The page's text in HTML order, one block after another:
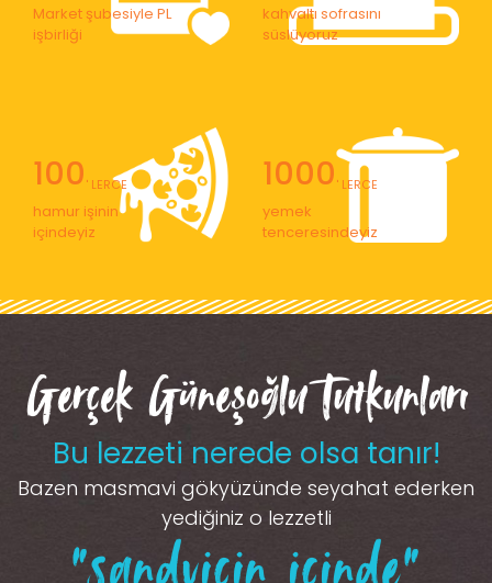
Market şubesiyle PL
işbirliği
kahvaltı sofrasını
süslüyoruz
100' LERCE
hamur işinin
içindeyiz
1000' LERCE
yemek
tenceresindeyiz
Gerçek Güneşoğlu Tutkunları
Bu lezzeti nerede olsa tanır!
Bazen masmavi gökyüzünde seyahat ederken
yediğiniz o lezzetli